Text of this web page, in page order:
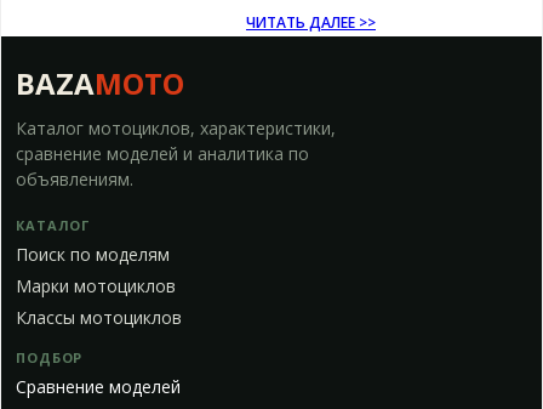
ЧИТАТЬ ДАЛЕЕ >>
BAZAMOTO
Каталог мотоциклов, характеристики,
сравнение моделей и аналитика по
объявлениям.
КАТАЛОГ
Поиск по моделям
Марки мотоциклов
Классы мотоциклов
ПОДБОР
Сравнение моделей